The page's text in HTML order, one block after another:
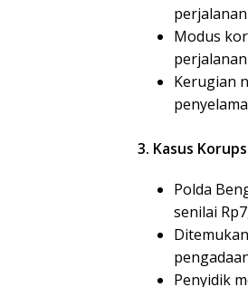
Modus
Kerugian
3. Kasus
Polda
senilai
Penyidik